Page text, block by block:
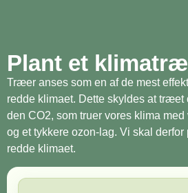
Plant et klimatræ
Træer anses som en af de mest
redde klimaet. Dette skyldes at træet
den CO2, som truer vores klima
og et tykkere ozon-lag. Vi skal
redde klimaet.